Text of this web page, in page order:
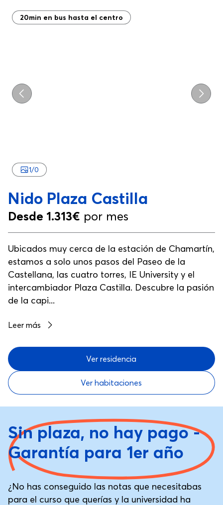
Previo
1/0
20min en bus hasta el centro
Nido Plaza Castilla
Desde 1.313€ por mes
Ubicados muy cerca de la estación de Chamartín,
estamos a solo unos pasos del Paseo de la
Castellana, las cuatro torres, IE University y el
intercambiador Plaza Castilla. Descubre la pasión
de la capi...
Leer más
Ver residencia
Ver habitaciones
Sin plaza, no hay pago -
Garantía para 1er año
¿No has conseguido las notas que necesitabas
para el curso que querías y la universidad ha